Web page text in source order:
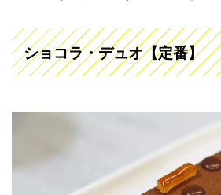
ショコラ・デュオ【定番】